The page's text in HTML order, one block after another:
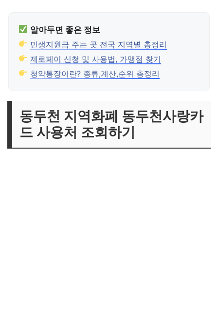
알아두면 좋은 정보
민생지원금 주는 곳 전국 지역별 총정리
제로페이 신청 및 사용법, 가맹점 찾기
청약통장이란? 종류,계산,순위 총정리
동두천 지역화폐 동두천사랑카
드 사용처 조회하기